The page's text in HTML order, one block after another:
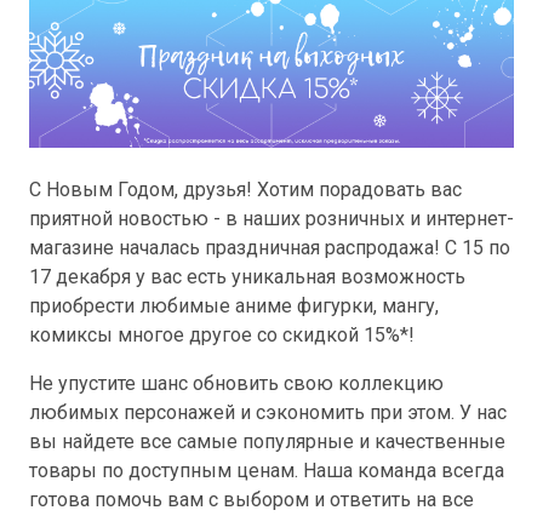
С Новым Годом, друзья! Хотим порадовать вас
приятной новостью - в наших розничных и интернет-
магазине началась праздничная распродажа! С 15 по
17 декабря у вас есть уникальная возможность
приобрести любимые аниме фигурки, мангу,
комиксы многое другое со скидкой 15%*!
Не упустите шанс обновить свою коллекцию
любимых персонажей и сэкономить при этом. У нас
вы найдете все самые популярные и качественные
товары по доступным ценам. Наша команда всегда
готова помочь вам с выбором и ответить на все